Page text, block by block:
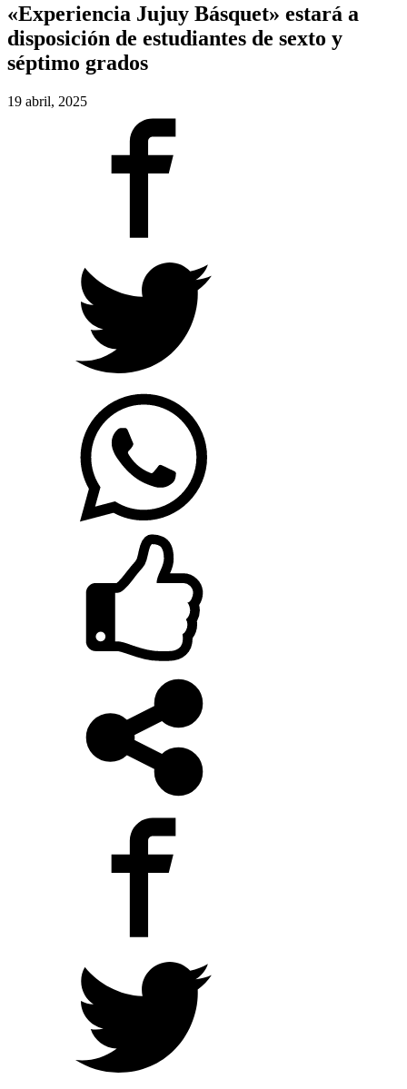
«Experiencia Jujuy Básquet» estará a
disposición de estudiantes de sexto y
séptimo grados
19 abril, 2025